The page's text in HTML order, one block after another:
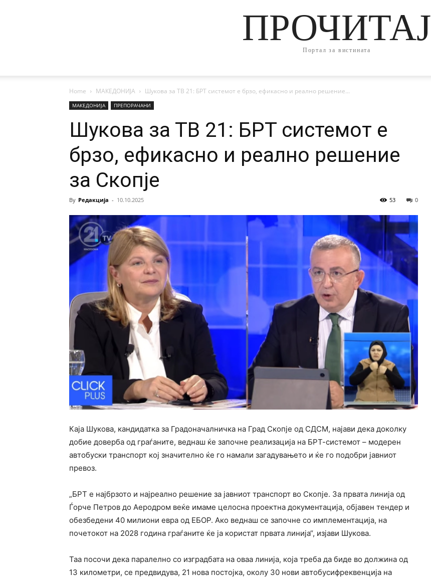
ПРОЧИТАЈ
Портал за вистината
Home МАКЕДОНИЈА Шукова за ТВ 21: БРТ системот е брзо, ефикасно и реално решение...
МАКЕДОНИЈА ПРЕПОРАЧАНИ
Шукова за ТВ 21: БРТ системот е
брзо, ефикасно и реално решение
за Скопје
By Редакција - 10.10.2025 0
53
Каја Шукова, кандидатка за Градоначалничка на Град Скопје од СДСМ, најави дека доколку
добие доверба од граѓаните, веднаш ќе започне реализација на БРТ-системот – модерен
автобуски транспорт кој значително ќе го намали загадувањето и ќе го подобри јавниот
превоз.
„БРТ е најбрзото и најреално решение за јавниот транспорт во Скопје. За првата линија од
Ѓорче Петров до Аеродром веќе имаме целосна проектна документација, објавен тендер и
обезбедени 40 милиони евра од ЕБОР. Ако веднаш се започне со имплементација, на
почетокот на 2028 година граѓаните ќе ја користат првата линија“, изјави Шукова.
Таа посочи дека паралелно со изградбата на оваа линија, која треба да биде во должина од
13 километри, се предвидува, 21 нова постојка, околу 30 нови автобусифреквенција на